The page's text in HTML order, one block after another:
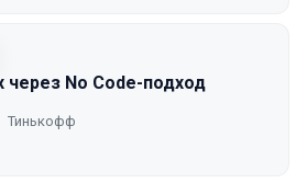
через No Code-подход
Тинькофф